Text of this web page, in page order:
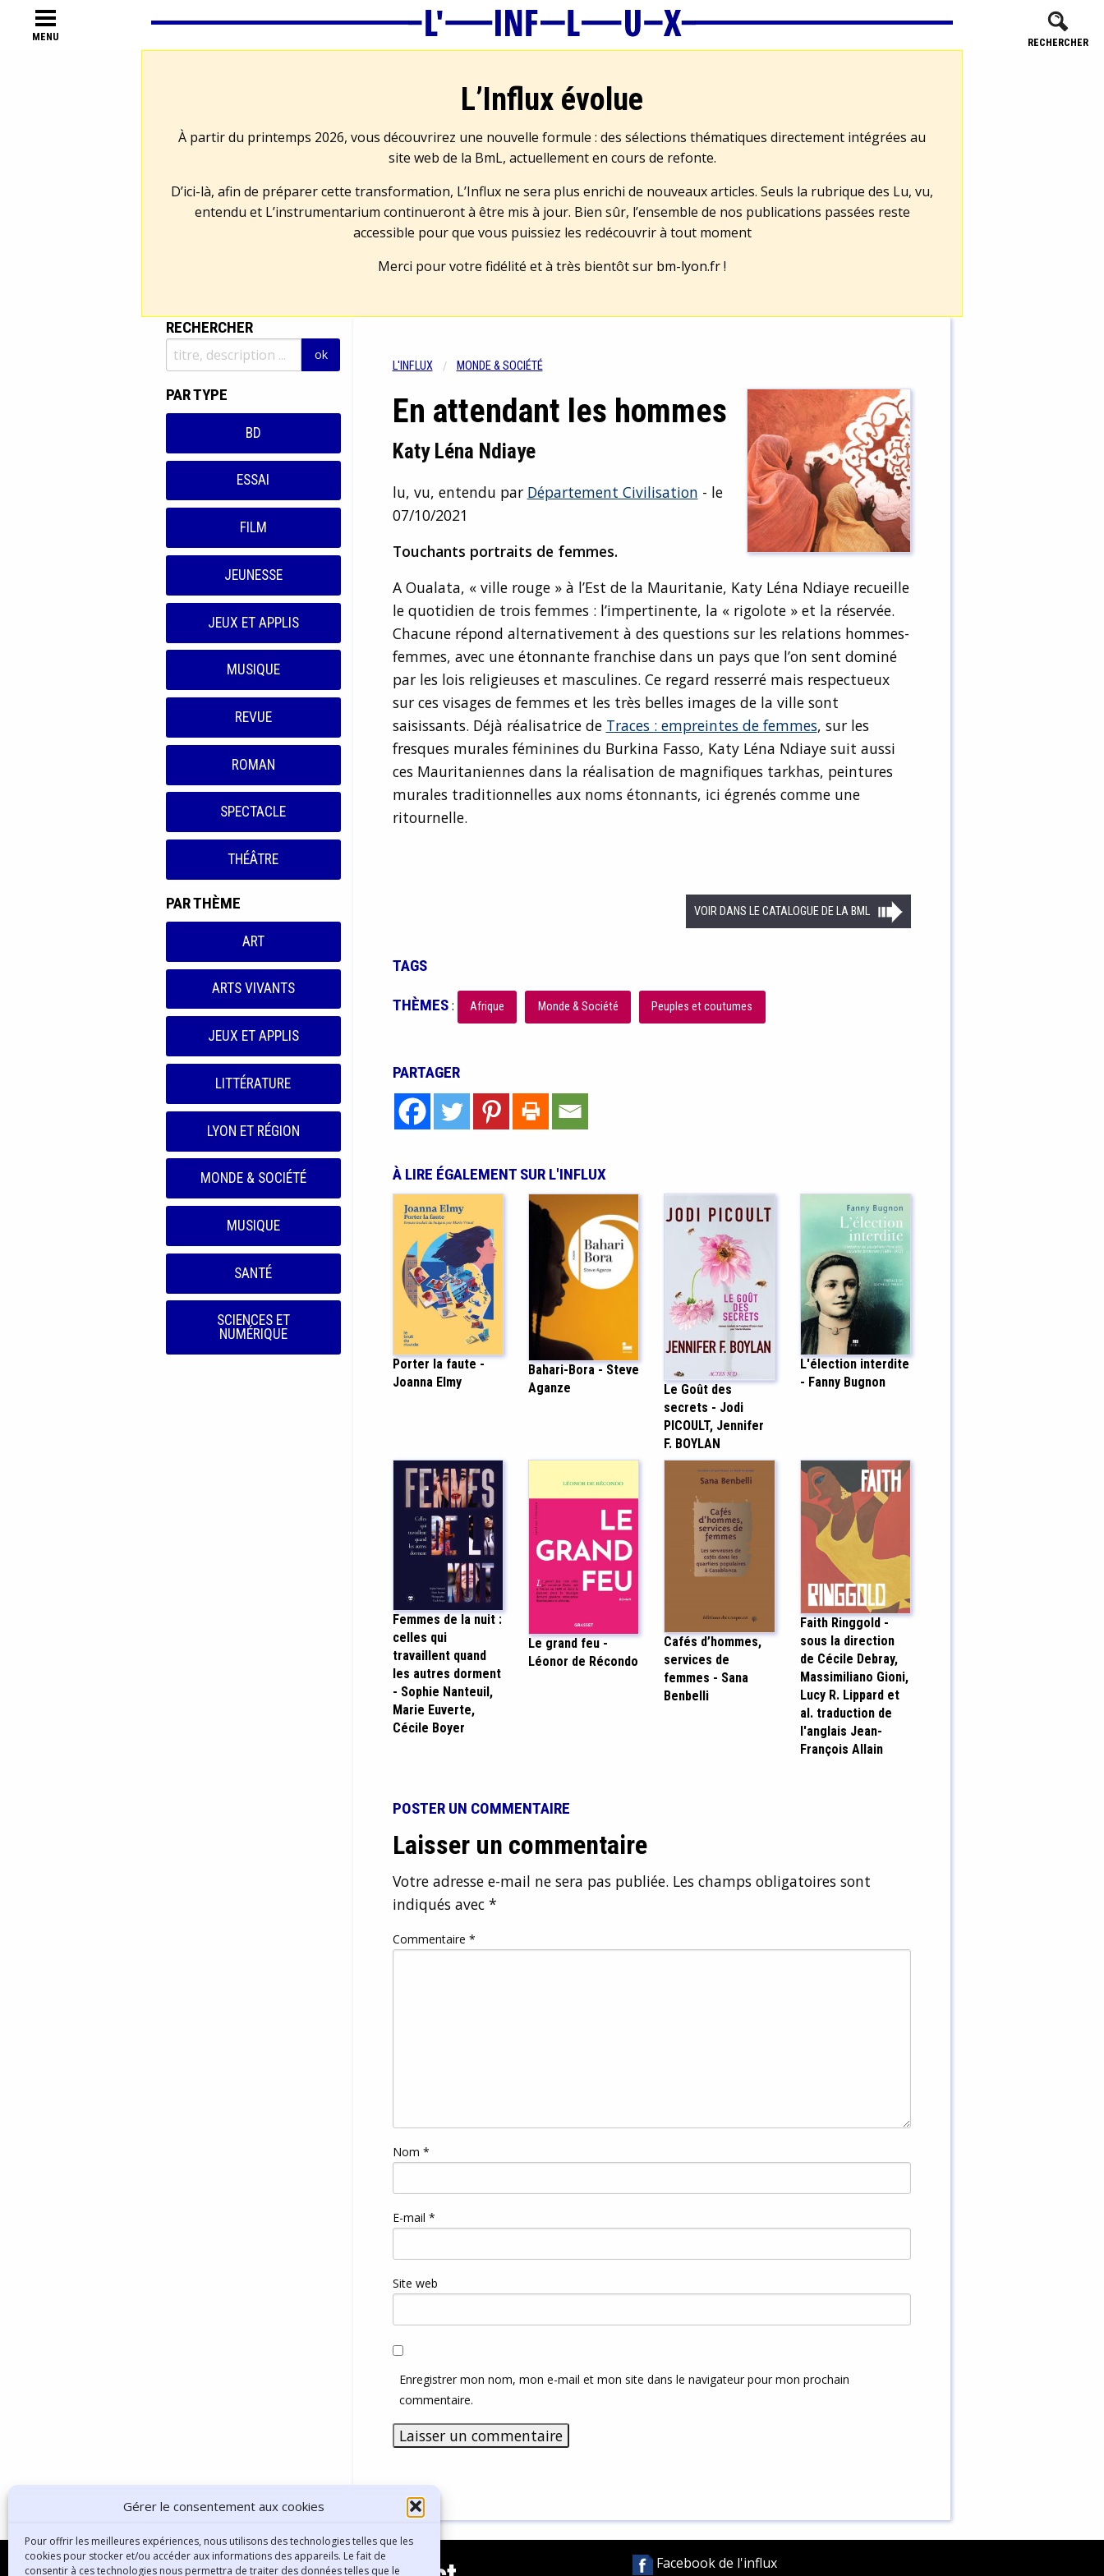
Gérer le consentement aux cookies
Pour offrir les meilleures expériences, nous utilisons des technologies telles que les
cookies pour stocker et/ou accéder aux informations des appareils. Le fait de
consentir à ces technologies nous permettra de traiter des données telles que le
MENU RECHERCHER
L’Influx évolue
À partir du printemps 2026, vous découvrirez une nouvelle formule : des sélections thématiques directement intégrées au
site web de la BmL, actuellement en cours de refonte.
D’ici-là, afin de préparer cette transformation, L’Influx ne sera plus enrichi de nouveaux articles. Seuls la rubrique des Lu, vu,
entendu et L’instrumentarium continueront à être mis à jour. Bien sûr, l’ensemble de nos publications passées reste
accessible pour que vous puissiez les redécouvrir à tout moment
Merci pour votre fidélité et à très bientôt sur bm-lyon.fr!
RECHERCHER
PAR TYPE
BD
ESSAI
FILM
JEUNESSE
JEUX ET APPLIS
MUSIQUE
REVUE
ROMAN
SPECTACLE
THÉÂTRE
PAR THÈME
ART
ARTS VIVANTS
JEUX ET APPLIS
LITTÉRATURE
LYON ET RÉGION
MONDE & SOCIÉTÉ
MUSIQUE
SANTÉ
SCIENCES ET
NUMÉRIQUE
L'INFLUX MONDE & SOCIÉTÉ
En attendant les hommes
Katy Léna Ndiaye
lu, vu, entendu par Département Civilisation - le
07/10/2021
Touchants portraits de femmes.
A Oualata, « ville rouge » à l’Est de la Mauritanie, Katy Léna Ndiaye recueille
le quotidien de trois femmes : l’impertinente, la « rigolote » et la réservée.
Chacune répond alternativement à des questions sur les relations hommes-
femmes, avec une étonnante franchise dans un pays que l’on sent dominé
par les lois religieuses et masculines. Ce regard resserré mais respectueux
sur ces visages de femmes et les très belles images de la ville sont
saisissants. Déjà réalisatrice de Traces : empreintes de femmes, sur les
fresques murales féminines du Burkina Fasso, Katy Léna Ndiaye suit aussi
ces Mauritaniennes dans la réalisation de magnifiques tarkhas, peintures
murales traditionnelles aux noms étonnants, ici égrenés comme une
ritournelle.
VOIR DANS LE CATALOGUE DE LA BML
TAGS
THÈMES: Afrique Monde & Société Peuples et coutumes
PARTAGER
À LIRE ÉGALEMENT SUR L'INFLUX
Porter la faute -
Joanna Elmy
Bahari-Bora - Steve
Aganze
Le Goût des
secrets - Jodi
PICOULT, Jennifer
F. BOYLAN
L'élection interdite
- Fanny Bugnon
Femmes de la nuit :
celles qui
travaillent quand
les autres dorment
- Sophie Nanteuil,
Marie Euverte,
Cécile Boyer
Le grand feu -
Léonor de Récondo
Cafés d’hommes,
services de
femmes - Sana
Benbelli
Faith Ringgold -
sous la direction
de Cécile Debray,
Massimiliano Gioni,
Lucy R. Lippard et
al. traduction de
l'anglais Jean-
François Allain
POSTER UN COMMENTAIRE
Laisser un commentaire
Votre adresse e-mail ne sera pas publiée. Les champs obligatoires sont
indiqués avec *
Commentaire *
Nom *
E-mail *
Site web
Enregistrer mon nom, mon e-mail et mon site dans le navigateur pour mon prochain
commentaire.
Facebook de l'influx